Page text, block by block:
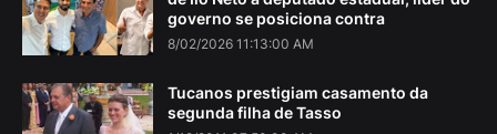
governo se posiciona contra
8/02/2026 11:13:00 AM
Tucanos prestigiam casamento da
segunda filha de Tasso